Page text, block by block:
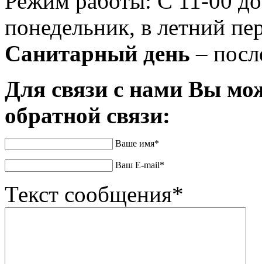
понедельник, в летний
Санитарный день –
Для связи с нами Вы
обратной связи:
Ваше имя*
Ваш E-mail*
Текст сообщения*